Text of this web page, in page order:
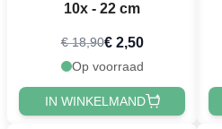
10x - 22 cm
€ 18,90€ 2,50
Op voorraad
IN WINKELMAND